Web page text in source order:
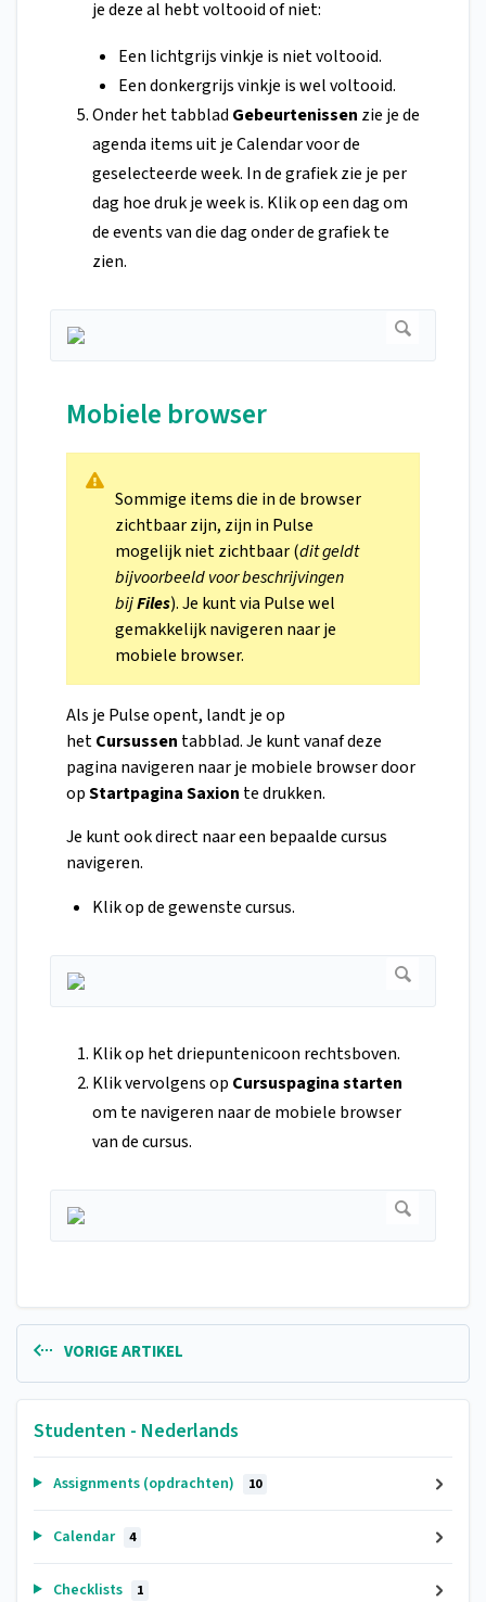
je deze al hebt voltooid of niet:
Een lichtgrijs vinkje is niet voltooid.
Een donkergrijs vinkje is wel voltooid.
Onder het tabblad Gebeurtenissen zie je de
agenda items uit je Calendar voor de
geselecteerde week. In de grafiek zie je per
dag hoe druk je week is. Klik op een dag om
de events van die dag onder de grafiek te
zien.
Mobiele browser
Sommige items die in de browser
zichtbaar zijn, zijn in Pulse
mogelijk niet zichtbaar (dit geldt
bijvoorbeeld voor beschrijvingen
bijFiles). Je kunt via Pulse wel
gemakkelijk navigeren naar je
mobiele browser.
Als je Pulse opent, landt je op
hetCursussen tabblad. Je kunt vanaf deze
pagina navigeren naar je mobiele browser door
opStartpagina Saxion te drukken.
Je kunt ook direct naar een bepaalde cursus
navigeren.
Klik op de gewenste cursus.
Klik op het driepuntenicoon rechtsboven.
Klik vervolgens op Cursuspagina starten
om te navigeren naar de mobiele browser
van de cursus.
VORIGE ARTIKEL
Studenten - Nederlands
Assignments (opdrachten) 10
Calendar 4
Checklists 1